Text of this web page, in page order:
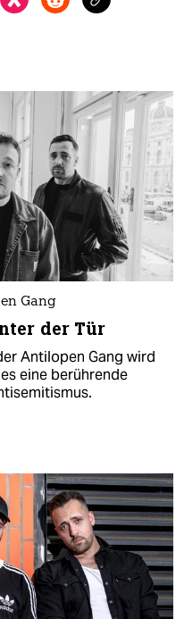
Gang
der Tür
Antilopen Gang wird
eine berührende